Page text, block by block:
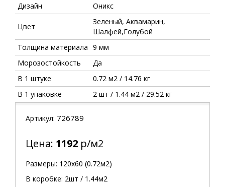
Дизайн
Оникс
Цвет
Зеленый, Аквамарин,
Шалфей,Голубой
Толщина материала 9 мм
Морозостойкость
Да
В 1 штуке
0.72 м2 / 14.76 кг
В 1 упаковке
2 шт / 1.44 м2 / 29.52 кг
Артикул: 726789
Цена: 1192 р/м2
Размеры: 120х60 (0.72м2)
В коробке: 2шт / 1.44м2